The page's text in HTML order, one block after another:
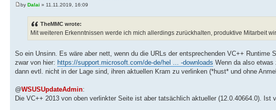
by Dalai » 11.11.2019, 16:09
TheMMC wrote:
Mit weiteren Erkenntnissen werde ich mich allerdings zurückhalten, produktive Mitarbeit
So ein Unsinn. Es wäre aber nett, wenn du die URLs der entsprechenden VC++
zwar von hier: https://support.microsoft.com/de-de/hel ... -downloads Wenn da also
dann evtl. nicht in der Lage sind, ihren aktuellen Kram zu verlinken (*hust* und ohne
@WSUSUpdateAdmin:
Die VC++ 2013 von oben verlinkter Seite ist aber tatsächlich aktueller (12.0.40664.0). Ist